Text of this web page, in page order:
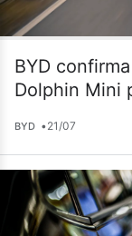
BYD
Dolphin Mini
BYD •21/07